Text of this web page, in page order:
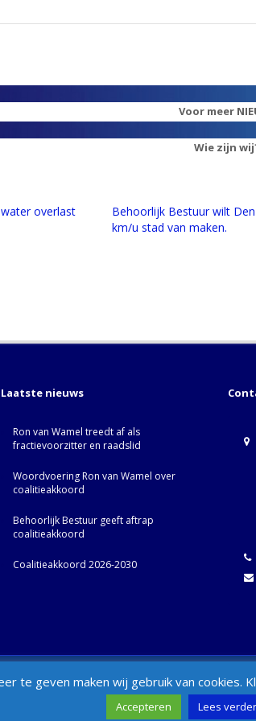
Voor meer
Wie zijn
overlast
Behoorlijk Bestuur wilt Den
km/u stad van maken.
Laatste nieuws
Ron van Wamel treedt af als
fractievoorzitter en raadslid
Woordvoering Ron van Wamel over
coalitieakkoord
Behoorlijk Bestuur geeft aftrap
coalitieakkoord
Coalitieakkoord 2026-2030
Set
te geven maken wij gebruik van cookies.
Accepteren Lees verder